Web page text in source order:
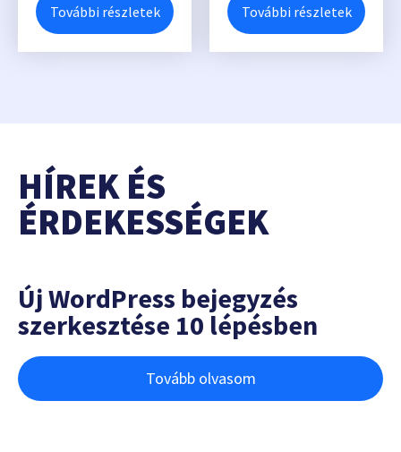
További részletek További részletek
HÍREK ÉS
ÉRDEKESSÉGEK
Új WordPress bejegyzés
szerkesztése 10 lépésben
Tovább olvasom